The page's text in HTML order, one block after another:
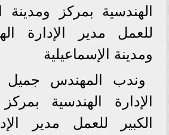
الهندسية بمركز
للعمل مدير الإدارة
ومدينة الإسماعيلية
وندب المهندس جميل
الإدارة الهندسية
الكبير للعمل مدير